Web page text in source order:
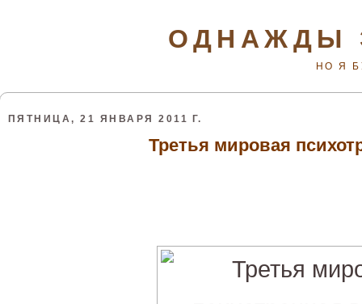
ОДНАЖДЫ
НО Я
ПЯТНИЦА, 21 ЯНВАРЯ 2011 Г.
Третья мировая